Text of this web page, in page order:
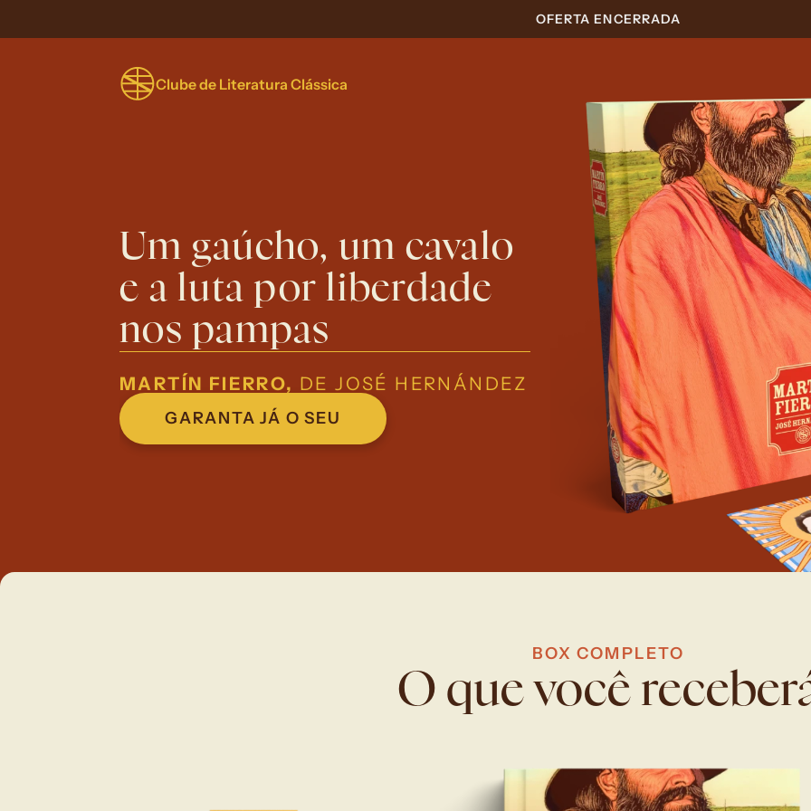
OFERTA ENCERRADA
Clube de Literatura Clássica
Um gaúcho, um cavalo
e a luta por liberdade
nos pampas
MARTÍN FIERRO, DE JOSÉ HERNÁNDEZ
GARANTA JÁ O SEU
BOX COMPLETO
O que você